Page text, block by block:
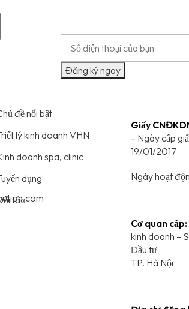
Đăng ký ngay
đề nổi bật
lý kinh doanh VHN
doanh spa, clinic
dụng
tác
Giấy
– Ngày cấp
19/01/2017
Ngày hoạt
Cơ quan cấp:
kinh doanh –
Đầu tư
TP. Hà Nội